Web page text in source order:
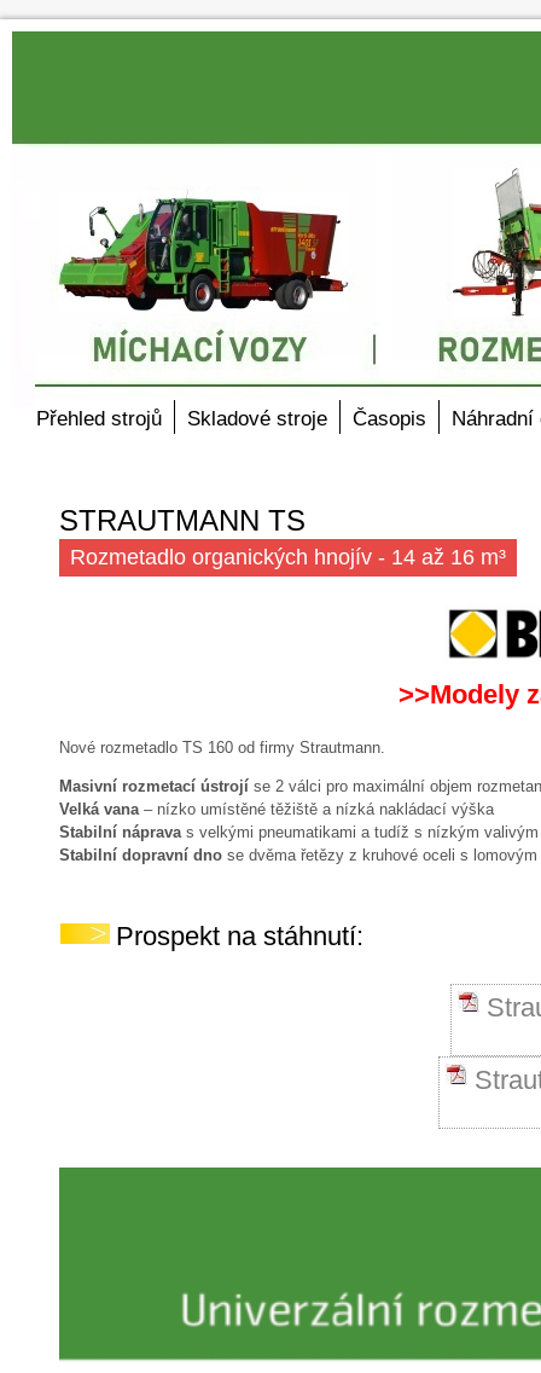
Přehled strojů Skladové stroje Časopis Náhradní
STRAUTMANN TS
Rozmetadlo organických hnojív - 14 až 16 m³
>>Modely
Nové rozmetadlo TS 160 od firmy Strautmann.
Masivní rozmetací ústrojí se 2 válci pro maximální objem
Velká vana – nízko umístěné těžiště a nízká nakládací výška
Stabilní náprava s velkými pneumatikami a tudíž s nízkým valivým
Stabilní dopravní dno se dvěma řetězy z kruhové oceli s
Prospekt na stáhnutí: